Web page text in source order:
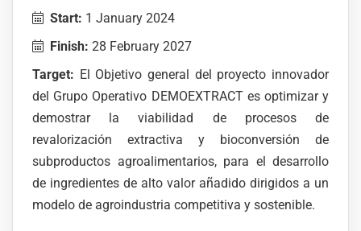
Start: 1 January 2024
Finish: 28 February 2027
Target: El Objetivo general del proyecto innovador
del Grupo Operativo DEMOEXTRACT es optimizar y
demostrar la viabilidad de procesos de
revalorización extractiva y bioconversión de
subproductos agroalimentarios, para el desarrollo
de ingredientes de alto valor añadido dirigidos a un
modelo de agroindustria competitiva y sostenible.